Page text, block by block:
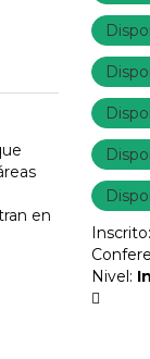
en
Inscrito:
Nivel: